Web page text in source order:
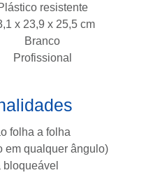
resistente
x 23,9 x 25,5 cm
Branco
Profissional
folha a folha
em qualquer ângulo)
bloqueável